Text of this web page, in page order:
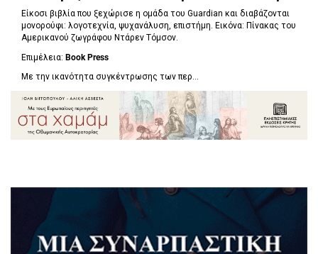
Είκοσι βιβλία που ξεχώρισε η ομάδα του Guardian και διαβάζονται
μονορούφι: λογοτεχνία, ψυχανάλυση, επιστήμη. Εικόνα: Πίνακας του
Αμερικανού ζωγράφου Ντάρεν Τόμσον.
Επιμέλεια: Book Press
Με την ικανότητα συγκέντρωσης των περ...